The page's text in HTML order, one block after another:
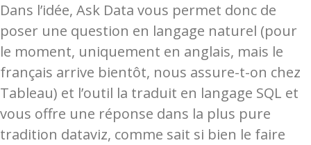
Dans l’idée, Ask Data vous permet donc de
poser une question en langage naturel (pour
le moment, uniquement en anglais, mais le
français arrive bientôt, nous assure-t-on chez
Tableau) et l’outil la traduit en langage SQL et
vous offre une réponse dans la plus pure
tradition dataviz, comme sait si bien le faire